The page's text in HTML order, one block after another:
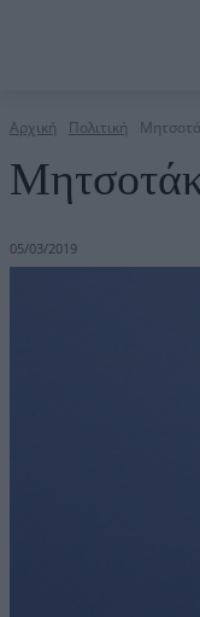
Αρχική Πολιτική
05/03/2019